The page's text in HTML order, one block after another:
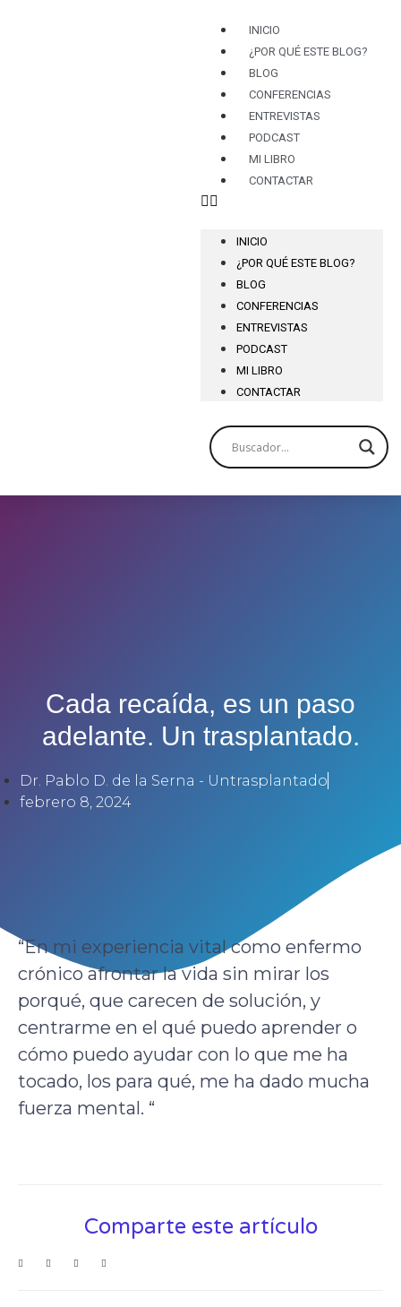
INICIO
¿POR QUÉ ESTE BLOG?
BLOG
CONFERENCIAS
ENTREVISTAS
PODCAST
MI LIBRO
CONTACTAR
INICIO
¿POR QUÉ ESTE BLOG?
BLOG
CONFERENCIAS
ENTREVISTAS
PODCAST
MI LIBRO
CONTACTAR
Cada recaída, es un paso
adelante. Un trasplantado.
Dr. Pablo D. de la Serna - Untrasplantado
febrero 8, 2024
“En mi experiencia vital como enfermo
crónico afrontar la vida sin mirar los
porqué, que carecen de solución, y
centrarme en el qué puedo aprender o
cómo puedo ayudar con lo que me ha
tocado, los para qué, me ha dado mucha
fuerza mental. “
Comparte este artículo